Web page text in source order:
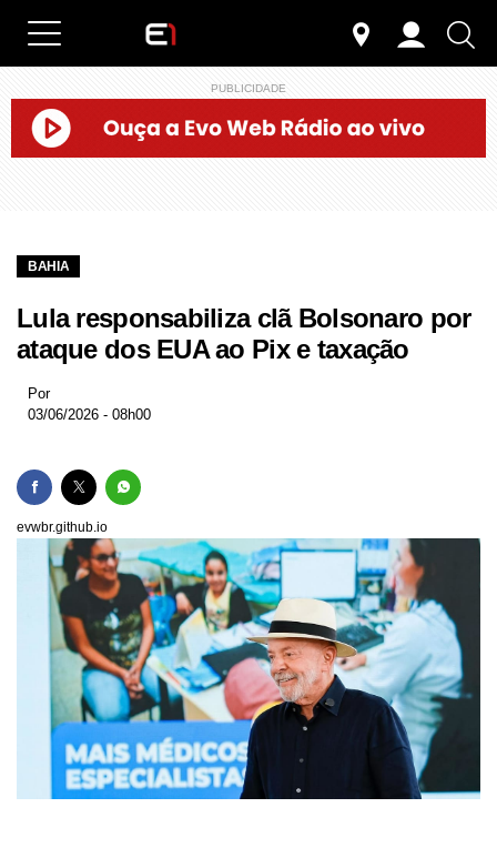
PUBLICIDADE
BAHIA
Lula responsabiliza clã Bolsonaro por
ataque dos EUA ao Pix e taxação
Por
03/06/2026 - 08h00
evwbr.github.io